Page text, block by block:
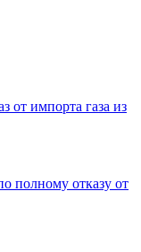
от импорта газа из
полному отказу от